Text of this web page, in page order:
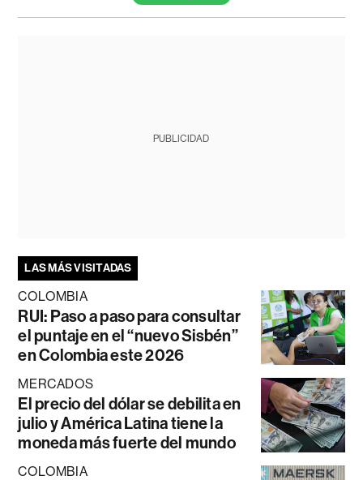
PUBLICIDAD
LAS MÁS VISITADAS
COLOMBIA
RUI: Paso a paso para consultar
el puntaje en el “nuevo Sisbén”
en Colombia este 2026
MERCADOS
El precio del dólar se debilita en
julio y América Latina tiene la
moneda más fuerte del mundo
COLOMBIA